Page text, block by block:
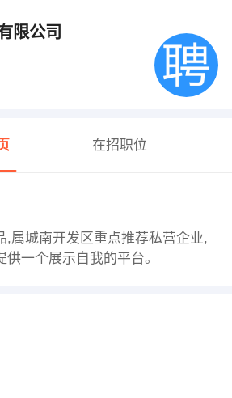
限公司
在招职位
,属城南开发区重点推荐私营企业,
一个展示自我的平台。